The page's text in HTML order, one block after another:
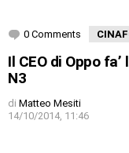
0 Comments
Il CEO di Oppo
N3
di Matteo Mesiti
14/10/2014, 11:46